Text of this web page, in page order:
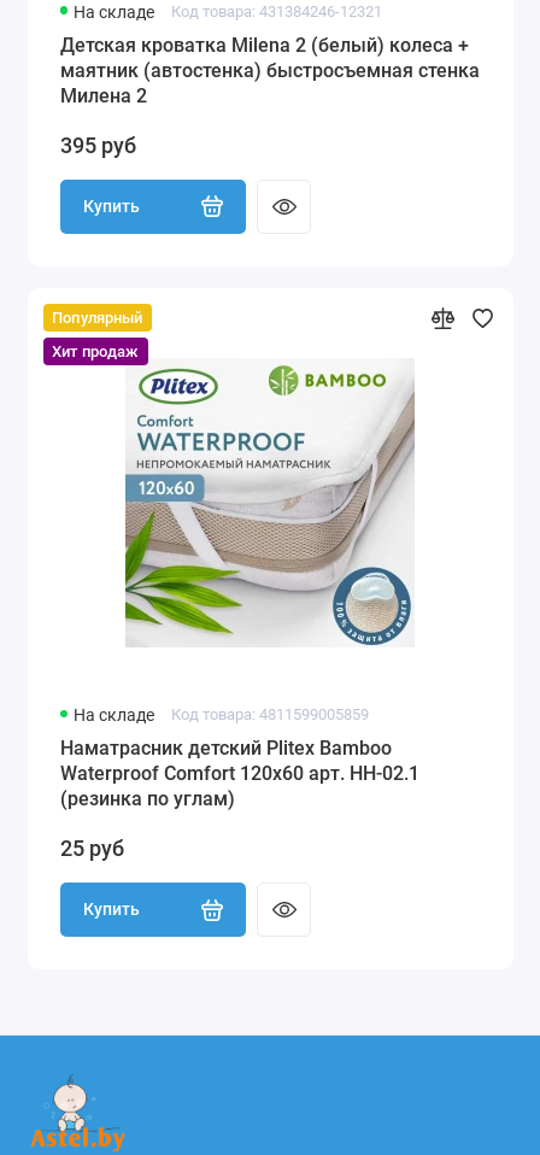
На складе Код товара: 431384246-12321
Детская кроватка Milena 2 (белый) колеса +
маятник (автостенка) быстросъемная стенка
Милена 2
395 руб
Купить
Популярный
Хит продаж
На складе Код товара: 4811599005859
Наматрасник детский Plitex Bamboo
Waterproof Comfort 120х60 арт. НН-02.1
(резинка по углам)
25 руб
Купить